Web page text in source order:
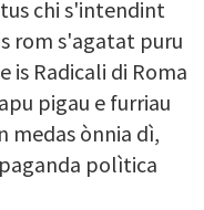
chi s'intendint
rom s'agatat puru
is Radicali di Roma
pigau e furriau
medas ònnia dì,
polìtica